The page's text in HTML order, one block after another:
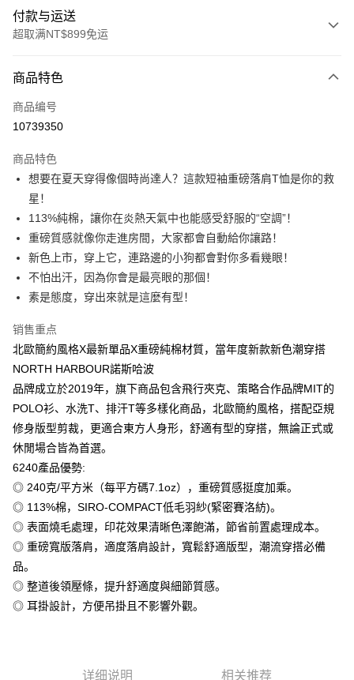
付款与运送
超取满NT$899免运
信用卡一次付款
信用卡分期付款
合作金库商业银行
华南商业银行
彰化商业银行
上海商业储蓄银行
国泰世华商业银行
兆丰国际商业银行
台湾中小企业银行
台中商业银行
汇丰（台湾）商业银行
华泰商业银行
联邦商业银行
远东国际商业银行
元大商业银行
永丰商业银行
玉山商业银行
台湾乐天信用卡公司
6期 0利率，每期
华南商业银行
上海商业储蓄银行
台北富邦商业银行
国泰世华商业银行
兆丰国际商业银行
台湾中小企业银行
台中商业银行
汇丰（台湾）商业银行
华泰商业银行
联邦商业银行
元大商业银行
玉山商业银行
台湾乐天信用卡公司
12期 0利率，每期 NT$36 21家银行
合作金库商业银行
第一商业银行
上海商业储蓄银行
台北富邦商业银行
国泰世华商业银行
兆丰国际商业银行
台湾中小企业银行
台中商业银行
汇丰（台湾）商业银行
元大商业银行
玉山商业银行
星展（台湾）商业银行
超商取货付款
LINE Pay
Apple Pay
街口支付
悠遊付
Google Pay
Plus PAY
大哥付你分期
相关说明
1. 本服务由台湾大哥大提供，电信用户可立即使用无须另外申请。（限个人
月租型门号，不开放公司户及预付卡使用）
2. 付款方式选择 “大哥付你分期”，订单成立后会自动跳转到大哥付的交易流
程，验证手机门号后，选择欲分期的期数、缴款截止日，确认付款后即完成
交易。
3. 实际核准额度、可分期数及费用金额请依后续交易确认页面所载为准。
消。如遇 “转专审核”未通过状况，表示未达系统评分，恕无法说明评估内
容。
【缴款方式说明】
AFTEE先享后付
相关说明
一、關於 AFTEE先享後付
1. 於付款方式選擇AFTEE先享後付，將跳出AFTEE先享後付手機驗證視
2. 進行簡訊驗證之後，即可完成結帳手續。
3. 訂單確認後不需事先繳費，商品會配送至您的指定地址。
4. 下訂完成後，您的手機會收到一封繳費通知簡訊，APP會員則會收到
AFTEE APP推播通知。
5. 收到商品當下無需繳費，確認無誤後，請再利用繳費通知簡訊或AFTEE
ATM付款
全家付款取貨
每笔NT$65，满NT$899(含以上)免运费
商品特色
商品编号
10739350
商品特色
想要在夏天穿得像個時尚達人？這款短袖重磅落肩T恤是你的救
星！
113%純棉，讓你在炎熱天氣中也能感受舒服的“空調”！
重磅質感就像你走進房間，大家都會自動給你讓路！
新色上市，穿上它，連路邊的小狗都會對你多看幾眼！
不怕出汗，因為你會是最亮眼的那個！
素是態度，穿出來就是這麼有型！
销售重点
北歐簡約風格X最新單品X重磅純棉材質，當年度新款新色潮穿搭
NORTH HARBOUR諾斯哈波
品牌成立於2019年，旗下商品包含飛行夾克、策略合作品牌MIT的
POLO衫、水洗T、排汗T等多樣化商品，北歐簡約風格，搭配亞規
修身版型剪裁，更適合東方人身形，舒適有型的穿搭，無論正式或
休閒場合皆為首選。
6240產品優勢:
◎ 240克/平方米（每平方碼7.1oz），重磅質感挺度加乘。
◎ 113%棉，SIRO-COMPACT低毛羽紗(緊密賽洛紡)。
◎ 表面燒毛處理，印花效果清晰色澤飽滿，節省前置處理成本。
◎ 重磅寬版落肩，適度落肩設計，寬鬆舒適版型，潮流穿搭必備
品。
◎ 整道後領壓條，提升舒適度與細節質感。
◎ 耳掛設計，方便吊掛且不影響外觀。
详细说明 相关推荐